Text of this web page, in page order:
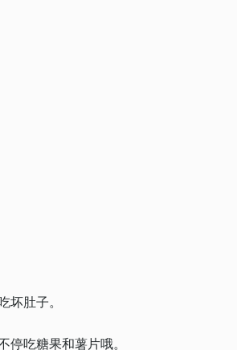
肚子。
吃糖果和薯片哦。